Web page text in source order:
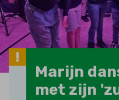
Marijn
met zijn